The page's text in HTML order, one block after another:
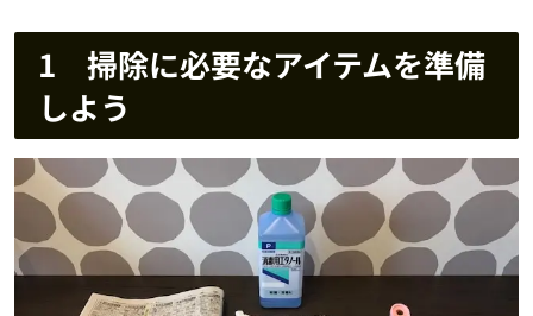
1 掃除に必要なアイテムを準備
しよう